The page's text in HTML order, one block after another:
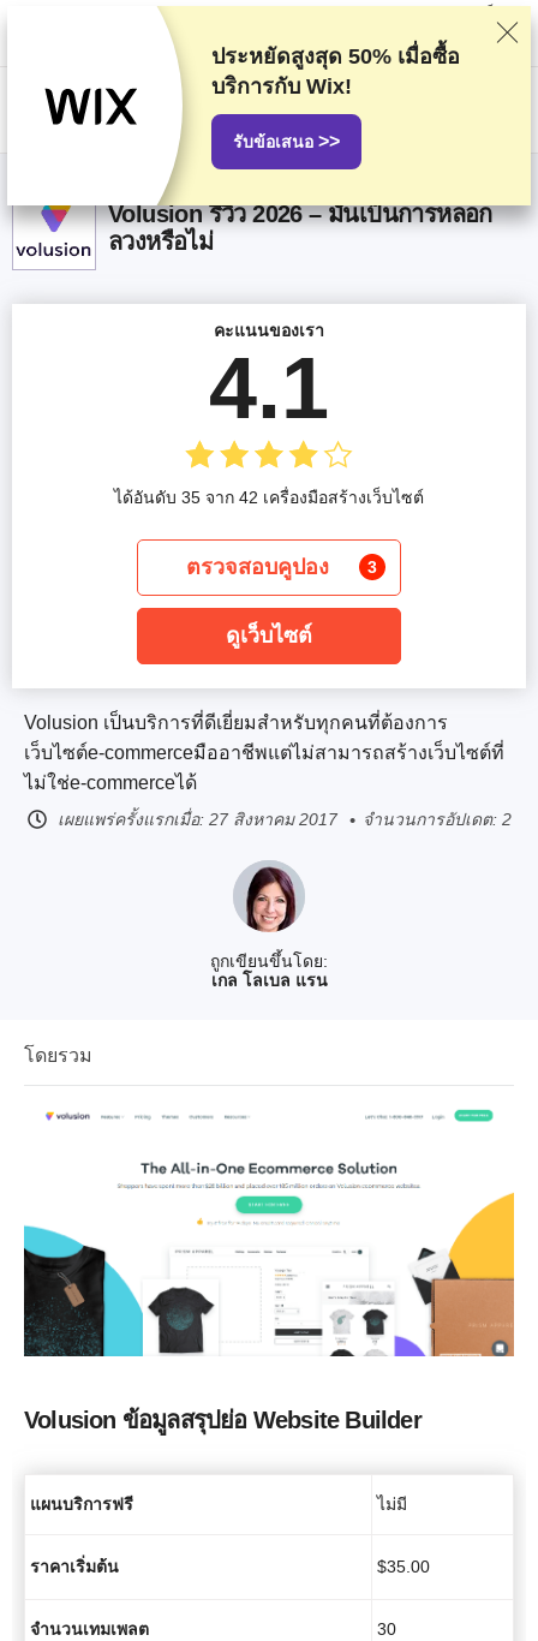
พวกเราจัดอันดับผู้ให้บริการตามการทดสอบและค้นคว้าอย่างเข้มงวด แต่ก็จะมี
การคำนึงถึงความคิดเห็นของคุณและข้อตกลงเชิงพาณิชย์ของเรากับผู้ให้
บริการด้วย หน้านี้มีลิงก์ affiliateการเปิดเผยข้อมูลการโฆษณา
Volusion รีวิว 2026 – มันเป็นการหลอก
ลวงหรือไม่
ถูกเขียนขึ้นโดย:
เกล โลเบล แรน
Volusion เป็นบริการที่ดีเยี่ยมสำหรับทุกคนที่ต้องการ
เว็บไซต์e-commerceมืออาชีพแต่ไม่สามารถสร้างเว็บไซต์ที่
ไม่ใช่e-commerceได้
เผยแพร่ครั้งแรกเมื่อ: 27 สิงหาคม 2017 จำนวนการอัปเดต: 2
คะแนนของเรา
4.1
ได้อันดับ 35 จาก 42 เครื่องมือสร้างเว็บไซต์
ตรวจสอบคูปอง 3
ดูเว็บไซต์
โดยรวม
Volusion ข้อมูลสรุปย่อ Website Builder
แผนบริการฟรี ไม่มี
ราคาเริ่มต้น $35.00
จำนวนเทมเพลต 30
ประหยัดสูงสุด 50% เมื่อซื้อ
บริการกับ Wix!
รับข้อเสนอ >>